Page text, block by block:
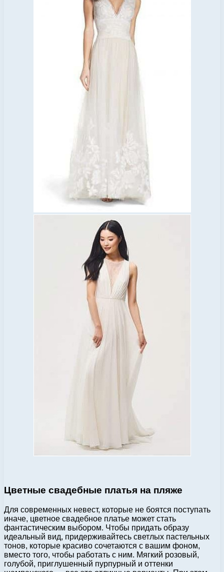
Цветные свадебные платья на пляже
Для современных невест, которые не боятся поступать
иначе, цветное свадебное платье может стать
фантастическим выбором. Чтобы придать образу
идеальный вид, придерживайтесь светлых пастельных
тонов, которые красиво сочетаются с вашим фоном,
вместо того, чтобы работать с ним. Мягкий розовый,
голубой, приглушенный пурпурный и оттенки